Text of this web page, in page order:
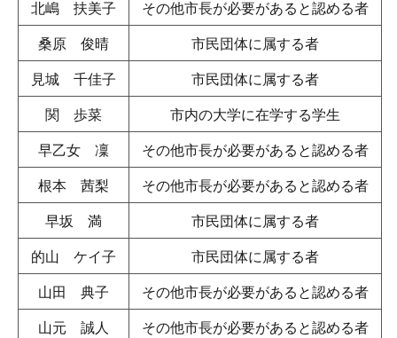
北嶋 扶美子 その他市長が必要があると認める者
桑原 俊晴 市民団体に属する者
見城 千佳子 市民団体に属する者
関 歩菜 市内の大学に在学する学生
早乙女 凜 その他市長が必要があると認める者
根本 茜梨 その他市長が必要があると認める者
早坂 満 市民団体に属する者
的山 ケイ子 市民団体に属する者
山田 典子 その他市長が必要があると認める者
山元 誠人 その他市長が必要があると認める者